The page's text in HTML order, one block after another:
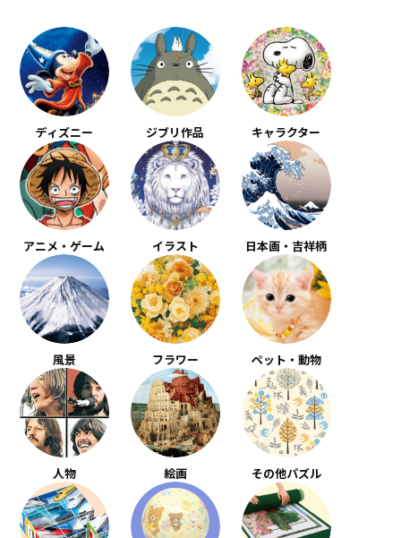
ディズニー ジブリ作品 キャラクター
アニメ・ゲーム イラスト 日本画・吉祥柄
風景 フラワー ペット・動物
人物 絵画 その他パズル